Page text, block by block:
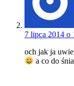
7 lipca 2014 o
och jak ja
a co do